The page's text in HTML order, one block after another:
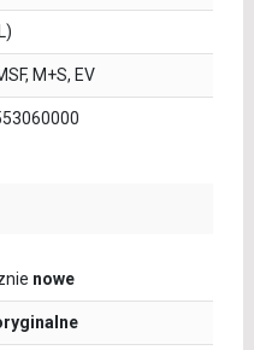
nowe
M+S, EV